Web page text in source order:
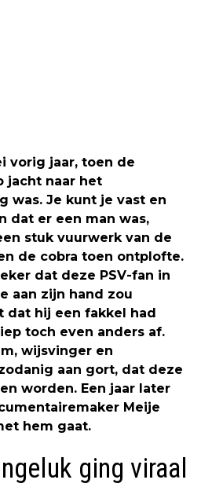
vorig jaar, toen de
jacht naar het
was. Je kunt je vast en
dat er een man was,
stuk vuurwerk van de
de cobra toen ontplofte.
dat deze PSV-fan in
aan zijn hand zou
dat hij een fakkel had
toch even anders af.
wijsvinger en
aan gort, dat deze
worden. Een jaar later
Meije
hem gaat.
ging viraal